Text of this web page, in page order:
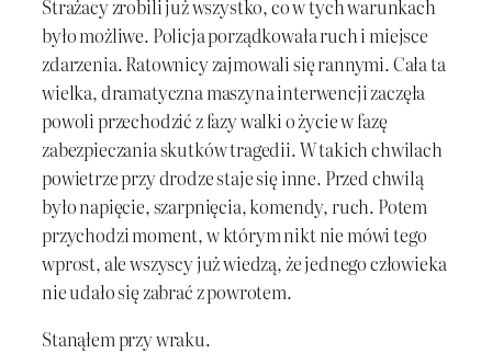
Strażacy zrobili już wszystko, co w tych warunkach
było możliwe. Policja porządkowała ruch i miejsce
zdarzenia. Ratownicy zajmowali się rannymi. Cała ta
wielka, dramatyczna maszyna interwencji zaczęła
powoli przechodzić z fazy walki o życie w fazę
zabezpieczania skutków tragedii. W takich chwilach
powietrze przy drodze staje się inne. Przed chwilą
było napięcie, szarpnięcia, komendy, ruch. Potem
przychodzi moment, w którym nikt nie mówi tego
wprost, ale wszyscy już wiedzą, że jednego człowieka
nie udało się zabrać z powrotem.
Stanąłem przy wraku.